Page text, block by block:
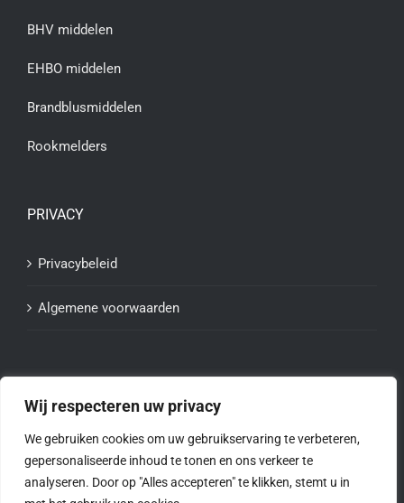
Wij respecteren uw privacy
We gebruiken cookies om uw gebruikservaring te verbeteren,
gepersonaliseerde inhoud te tonen en ons verkeer te
analyseren. Door op "Alles accepteren" te klikken, stemt u in
BHV middelen
EHBO middelen
Brandblusmiddelen
Rookmelders
PRIVACY
Privacybeleid
Algemene voorwaarden